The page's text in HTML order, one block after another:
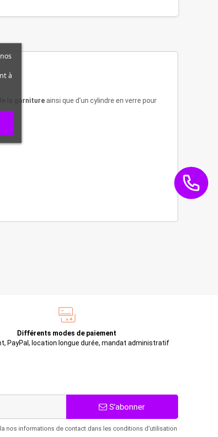
la garnitureainsi que d'un cylindre en verre pour
Différents modes de paiement
PayPal, location longue durée, mandat administratif
S’abonner
nos informations de contact dans les conditions d'utilisation
à